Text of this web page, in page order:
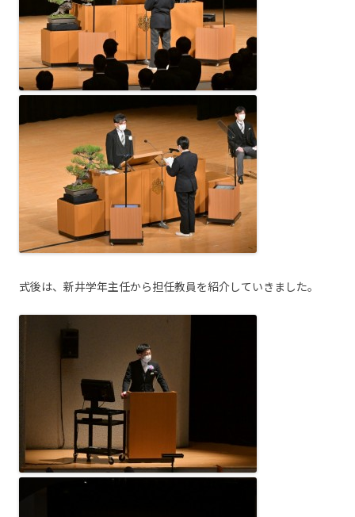
式後は、新井学年主任から担任教員を紹介していきました。